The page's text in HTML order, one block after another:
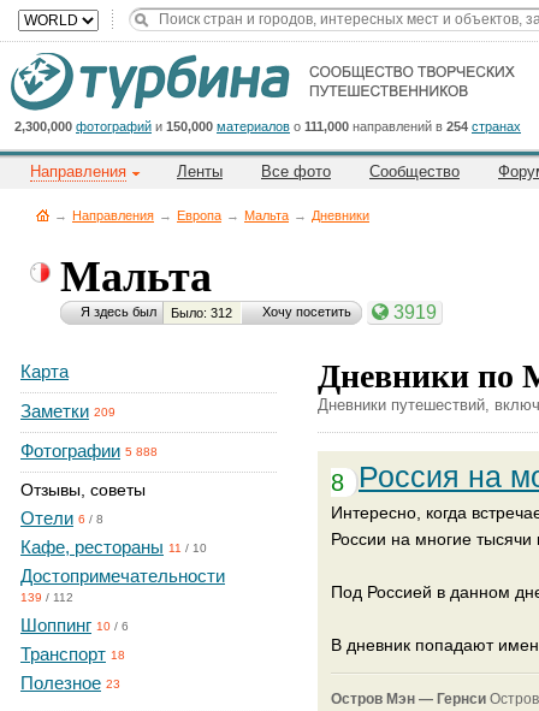
2,300,000 фотографий и 150,000 материалов о 111,000 направлений в 254 странах
Направления Ленты Все фото Сообщество
→ Направления → Европа → Мальта → Дневники
Мальта
Я здесь был Было: 312 Хочу посетить 3919
Карта
Заметки 209
Фотографии 5 888
Отзывы, советы
Отели 6 / 8
Кафе, рестораны 11 / 10
Достопримечательности
139 / 112
Шоппинг 10 / 6
Транспорт 18
Полезное 23
Дневники по
Дневники путешествий,
Россия на
8
Интересно, когда
России на многие тысячи
Под Россией в данном
В дневник попадают
Остров Мэн — Гернси
Cейчас
на
сайте:
Title
Button